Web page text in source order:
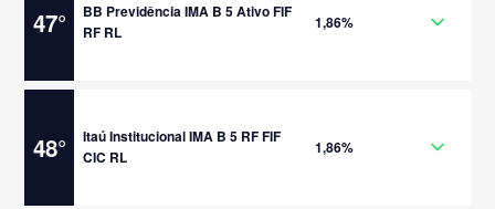
47°
BB Previdência IMA B 5 Ativo FIF
RF RL
1,86%
48°
Itaú Institucional IMA B 5 RF FIF
CIC RL
1,86%